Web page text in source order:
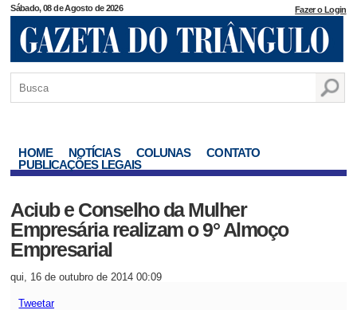
Sábado, 08 de Agosto de 2026 Fazer o Login
HOME NOTÍCIAS COLUNAS
CONTATO
PUBLICAÇÕES LEGAIS
Aciub e Conselho da Mulher
Empresária realizam o 9° Almoço
Empresarial
qui, 16 de outubro de 2014 00:09
Tweetar